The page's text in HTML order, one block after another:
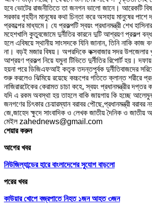
হবে ভোটের রাজনীতিতে তা জনগন ভালো জানে। আরেকটি
সরকার গৃহহীন মানুষের কথা চিন্তা করে অসহায় মানুষের
প্রকল্পের মাধ্যমে। যে প্রকল্পটি স্বয়ং প্রধানমন্ত্রী শেখ
মহেশখালি কুতুবজোমে দুর্নীতির কারনে দুটি আশ্রয়ণ প্রকল্প
হলে এবিষয়ে স্থানীয় সাংসদকে যিনি জানান, তিনি নাকি কাজ
না। বড়ই মজার বিষয়। অপরদিকে কক্সবাজার সদর
আশ্রয়ণ প্রকল্প নিয়ে যমুনা টিভিতে দুর্নীতির রিপোর্ট হয়।
হয়না পরে ডিজিএফআই কতৃক তদন্তপুর্বক দুর্নীতিবাজদের
শুরু করলেও ঝিমিয়ে রয়েছে কচ্চপের গতিতে ক্লান্ত শরীরে
নাজিরারটেকের কেরামত চাচা কহে, স্বয়ং প্রধানমন্ত্রীর দপ্তর
যদি এ রকম অবস্থা হয় তাহলে বাকি জায়গায় কি হচ্ছে
জনগণের চিৎকার চেয়ারম্যান বরাবর পৌছে,প্রধানমন্ত্রী বরাবর
জে,জাহেদ ক্ষুদে সাংবাদিক ও লেখক জাতীয় দৈনিক ও জাতীয়
মেইল zahednews@gmail.com
শেয়ার করুন
আগের খবর
নিউজিল্যান্ডের হারে বাংলাদেশের সুযোগ বাড়লো
পরের খবর
কাউয়ার খোপে বজ্রপাতে নিহত ১জন আহত ৩জন